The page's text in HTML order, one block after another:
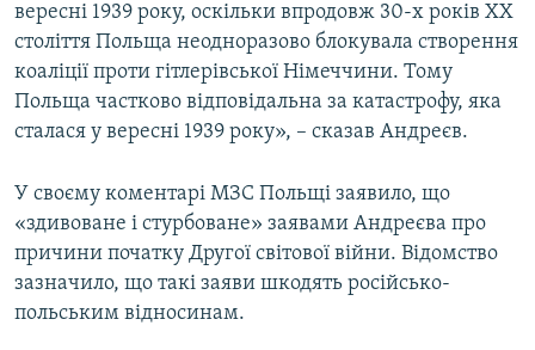
вересні 1939 року, оскільки впродовж 30-х років ХХ
століття Польща неодноразово блокувала створення
коаліції проти гітлерівської Німеччини. Тому
Польща частково відповідальна за катастрофу, яка
сталася у вересні 1939 року», – сказав Андреєв.
У своєму коментарі МЗС Польщі заявило, що
«здивоване і стурбоване» заявами Андреєва про
причини початку Другої світової війни. Відомство
зазначило, що такі заяви шкодять російсько-
польським відносинам.